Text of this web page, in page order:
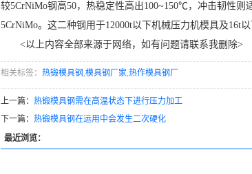
较5CrNiMo钢高50，热稳定性高出100~150℃，冲击韧性
5CrNiMo。这二种钢用于12000t以下机械压力机模具及16t
<以上内容全部来源于网络，如有问题请联系我删除>
相关标签： 热锻模具钢 ,模具钢厂家,热作模具钢厂
上一篇： 热锻模具钢需在高温状态下进行压力加工
下一篇： 热锻模具钢在运用中会发生二次硬化
最近浏览：